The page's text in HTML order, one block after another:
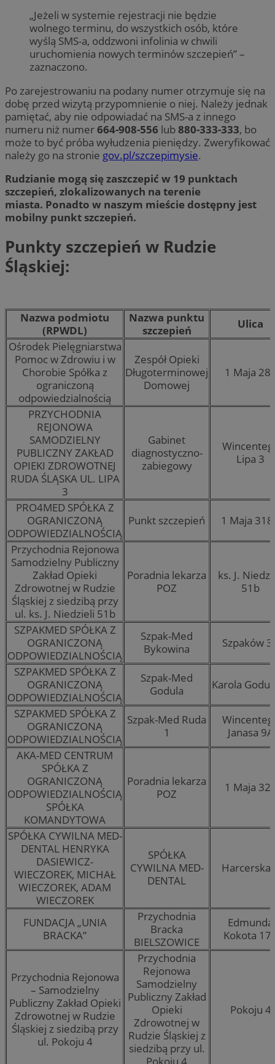
„Jeżeli w systemie rejestracji nie będzie
wolnego terminu, do wszystkich osób, które
wyślą SMS-a, oddzwoni infolinia w chwili
uruchomienia nowych terminów szczepień” –
zaznaczono.
Po zarejestrowaniu na podany numer otrzymuje się na
dobę przed wizytą przypomnienie o niej. Należy jednak
pamiętać, aby nie odpowiadać na SMS-a z innego
numeru niż numer664-908-556 lub880-333-333, bo
może to być próba wyłudzenia pieniędzy. Zweryfikować
należy go na stronie gov.pl/szczepimysie.
Rudzianie mogą się zaszczepić w 19 punktach
szczepień, zlokalizowanych na terenie
miasta. Ponadto w naszym mieście dostępny jest
mobilny punkt szczepień.
Punkty szczepień w Rudzie
Śląskiej:
Nazwa podmiotu
(RPWDL)
Nazwa punktu
szczepień
Ulica
Ośrodek Pielęgniarstwa
Pomoc w Zdrowiu i w
Chorobie Spółka z
ograniczoną
odpowiedzialnością
Zespół Opieki
Długoterminowej
Domowej
1 Maja
PRZYCHODNIA
REJONOWA
SAMODZIELNY
PUBLICZNY ZAKŁAD
OPIEKI ZDROWOTNEJ
RUDA ŚLĄSKA UL. LIPA
3
Gabinet
diagnostyczno-
zabiegowy
Lipa 3
PRO4MED SPÓŁKA Z
OGRANICZONĄ
ODPOWIEDZIALNOŚCIĄ
Punkt szczepień 1 Maja
Przychodnia Rejonowa
Samodzielny Publiczny
Zakład Opieki
Zdrowotnej w Rudzie
Śląskiej z siedzibą przy
ul. ks. J. Niedzieli 51b
Poradnia lekarza
POZ
ks. J.
51b
SZPAKMED SPÓŁKA Z
OGRANICZONĄ
ODPOWIEDZIALNOŚCIĄ
Szpak-Med
Bykowina
Szpaków
SZPAKMED SPÓŁKA Z
OGRANICZONĄ
ODPOWIEDZIALNOŚCIĄ
Szpak-Med
Godula
Karola
SZPAKMED SPÓŁKA Z
OGRANICZONĄ
ODPOWIEDZIALNOŚCIĄ
Szpak-Med Ruda
1
Janasa 9A
AKA-MED CENTRUM
SPÓŁKA Z
OGRANICZONĄ
ODPOWIEDZIALNOŚCIĄ
SPÓŁKA
KOMANDYTOWA
Poradnia lekarza
POZ
1 Maja
SPÓŁKA CYWILNA MED-
DENTAL HENRYKA
DASIEWICZ-
WIECZOREK, MICHAŁ
WIECZOREK, ADAM
WIECZOREK
SPÓŁKA
CYWILNA MED-
DENTAL
Harcerska
FUNDACJA „UNIA
BRACKA”
Przychodnia
Bracka
BIELSZOWICE
Edmunda
Kokota
Przychodnia Rejonowa
– Samodzielny
Publiczny Zakład Opieki
Zdrowotnej w Rudzie
Śląskiej z siedzibą przy
ul. Pokoju 4
Przychodnia
Rejonowa
Samodzielny
Publiczny Zakład
Opieki
Zdrowotnej w
Rudzie Śląskiej z
siedzibą przy ul.
Pokoju 4